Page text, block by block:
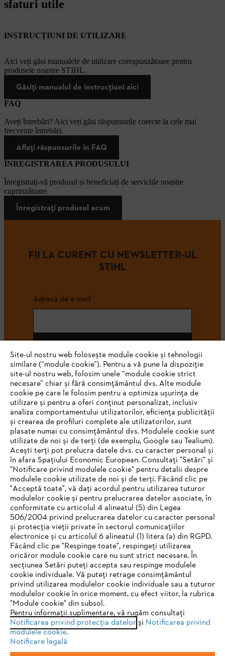
sfaturi utile
INSTRUCȚIUNI DE UTILIZARE
Aici veți găsi manualele de utilizare corespunzătoare pentru
produsele noastre STIHL.
Găsiți manualul de instrucțiuni aici
FAQ
Aveți întrebări? Aici veți găsi răspunsurile corecte la cele mai
frecvente întrebări.
Aflați răspunsurile în FAQ
ÎNREGISTRAREA PRODUSULUI
Înregistrați-vă produsul și beneficiați de serviciile noastre
cuprinzătoare.
Înregistrați produsul acum
FII LA CURENT CU NEWSLETTER-UL
STIHL
Adresă de e-mail
#STIHL
STIHL Romania
Informaţii Utile
Politica de confidenţialitate Informare legală
Politica de cookie Informații juridice
IHR BROWSER WIRD NICHT
UNTERSTÜTZT
Sie nutzen einen Browser, den wir noch nicht unterstützen. Für
eine optimale Nutzung unserer Seite empfehlen wir Ihnen, zu
einem der folgenden Browser zu wechseln:
Firefox Chrome
Site-ul nostru web folosește module cookie și tehnologii
similare (“module cookie”). Pentru a vă pune la dispoziție
site-ul nostru web, folosim unele “module cookie strict
necesare” chiar și fără consimțământul dvs. Alte module
cookie pe care le folosim pentru a optimiza ușurința de
utilizare și pentru a oferi conținut personalizat, inclusiv
analiza comportamentului utilizatorilor, eficiența publicității
și crearea de profiluri complete ale utilizatorilor, sunt
plasate numai cu consimțământul dvs. Modulele cookie sunt
utilizate de noi și de terți (de exemplu, Google sau Tealium).
Acești terți pot prelucra datele dvs. cu caracter personal și
în afara Spațiului Economic European. Consultați "Setări" și
"Notificare privind modulele cookie" pentru detalii despre
modulele cookie utilizate de noi și de terți. Făcând clic pe
"Acceptă toate", vă dați acordul pentru utilizarea tuturor
modulelor cookie și pentru prelucrarea datelor asociate, în
conformitate cu articolul 4 alineatul (5) din Legea
506/2004 privind prelucrarea datelor cu caracter personal
și protecția vieții private în sectorul comunicațiilor
electronice și cu articolul 6 alineatul (1) litera (a) din RGPD.
Făcând clic pe "Respinge toate", respingeți utilizarea
oricăror module cookie care nu sunt strict necesare. În
secțiunea Setări puteți accepta sau respinge modulele
cookie individuale. Vă puteți retrage consimțământul
privind utilizarea modulelor cookie individuale sau a tuturor
modulelor cookie în orice moment, cu efect viitor, la rubrica
"Module cookie" din subsol.
Pentru informații suplimentare, vă rugăm consultați
Notificarea privind protecția datelorși Notificarea privind
modulele cookie.
Notificare legală